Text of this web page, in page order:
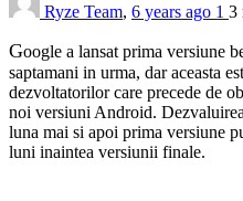
Ryze Team, 6 years ago 1 3
Google a lansat prima versiune
saptamani in urma, dar aceasta
dezvoltatorilor care precede de
noi versiuni Android.
luna mai si apoi prima versiune
luni inaintea versiunii finale.